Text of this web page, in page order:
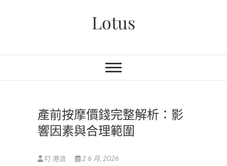
Lotus
產前按摩價錢完整解析：影
響因素與合理範圍
叮 港浪 2 6 月, 2026